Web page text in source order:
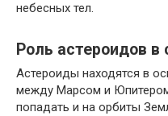
небесных тел.
Роль астероидов в
Астероиды находятся в
между Марсом и
попадать и на орбиты